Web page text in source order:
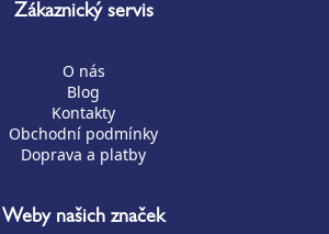
Zákaznický servis
O nás
Blog
Kontakty
Obchodní podmínky
Doprava a platby
Weby našich značek